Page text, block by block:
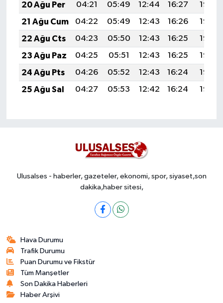
20 Ağu Per
04:21 05:49 12:44 16:27
19:28
21 Ağu Cum
04:22 05:49 12:43 16:26
19:27
22 Ağu Cts
04:23 05:50 12:43 16:25
19:26
23 Ağu Paz
04:25 05:51 12:43 16:25
19:25
24 Ağu Pts
04:26 05:52 12:43 16:24
19:23
25 Ağu Sal
04:27 05:53 12:42 16:24 19:22
Ulusalses - haberler, gazeteler, ekonomi, spor, siyaset,son
dakika,haber sitesi,
Hava Durumu
Trafik Durumu
Puan Durumu ve Fikstür
Tüm Manşetler
Son Dakika Haberleri
Haber Arşivi